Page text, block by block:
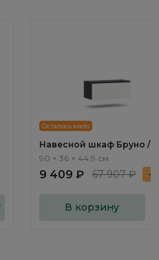
Осталось мало
Навесной шкаф Бруно /
Bruno BC2006.3
90 × 36 × 44,9 см
9 409 ₽ 67 907 ₽ -
В корзину